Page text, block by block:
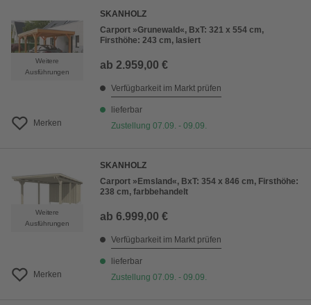
Weitere
Ausführungen
Merken
SKANHOLZ
Carport »Grunewald«, BxT: 321 x 554 cm,
Firsthöhe: 243 cm, lasiert
ab 2.959,00 €
Verfügbarkeit im Markt prüfen
lieferbar
Zustellung 07.09. - 09.09.
Weitere
Ausführungen
Merken
SKANHOLZ
Carport »Emsland«, BxT: 354 x 846 cm, Firsthöhe:
238 cm, farbbehandelt
ab 6.999,00 €
Verfügbarkeit im Markt prüfen
lieferbar
Zustellung 07.09. - 09.09.